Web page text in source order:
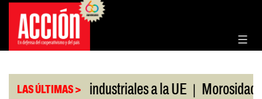
Saltar
contenido
LAS ÚLTIMAS >
agroindustriales a la UE | Morosidad en